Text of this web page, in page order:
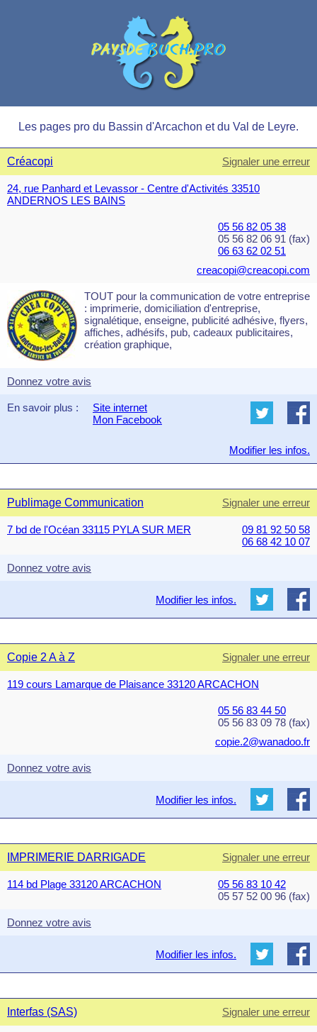
Les pages pro du Bassin d'Arcachon et du Val de Leyre.
Créacopi Signaler une erreur
24, rue Panhard et Levassor - Centre d'Activités 33510
ANDERNOS LES BAINS
05 56 82 05 38
05 56 82 06 91 (fax)
06 63 62 02 51
creacopi@creacopi.com
TOUT pour la communication de votre entreprise
: imprimerie, domiciliation d'entreprise,
signalétique, enseigne, publicité adhésive, flyers,
affiches, adhésifs, pub, cadeaux publicitaires,
création graphique,
Donnez votre avis
En savoir plus :
Site internet
Mon Facebook
Modifier les infos.
Publimage Communication Signaler une erreur
7 bd de l'Océan 33115 PYLA SUR MER
09 81 92 50 58
06 68 42 10 07
Donnez votre avis
Modifier les infos.
Copie 2 A à Z Signaler une erreur
119 cours Lamarque de Plaisance 33120 ARCACHON
05 56 83 44 50
05 56 83 09 78 (fax)
copie.2@wanadoo.fr
Donnez votre avis
Modifier les infos.
IMPRIMERIE DARRIGADE Signaler une erreur
114 bd Plage 33120 ARCACHON
05 56 83 10 42
05 57 52 00 96 (fax)
Donnez votre avis
Modifier les infos.
Interfas (SAS) Signaler une erreur